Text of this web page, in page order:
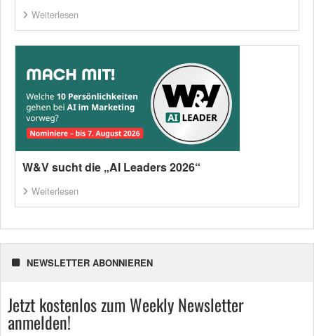
Weiterlesen
W&V sucht die „AI Leaders 2026“
Weiterlesen
NEWSLETTER ABONNIEREN
Jetzt kostenlos zum Weekly Newsletter
anmelden!